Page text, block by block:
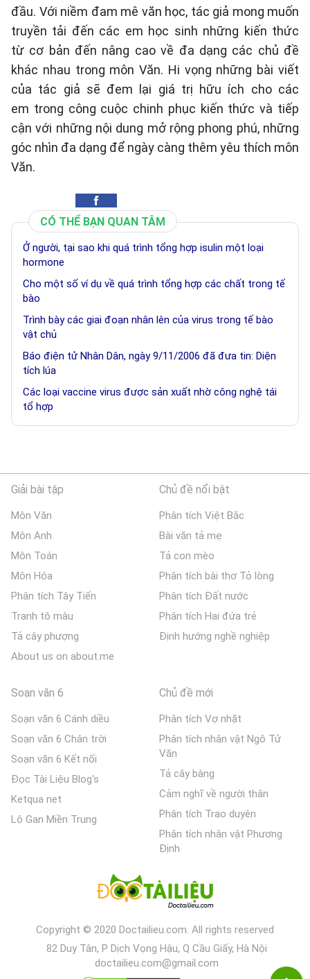
đầu. Với niềm đam mê văn học, tác giả mong muốn
truyền tải đến các em học sinh những kiến thức
từ cơ bản đến nâng cao về đa dạng các chủ đề
khác nhau trong môn Văn. Hi vọng những bài viết
của tác giả sẽ đem lại giá trị hữu ích cho các
em trong công cuộc chinh phục kiến thức và tiếp
cận với những nội dung mở rộng phong phú, những
góc nhìn đa dạng để ngày càng thêm yêu thích môn
Văn.
CÓ THỂ BẠN QUAN TÂM
Ở người, tại sao khi quá trình tổng hợp isulin một loại
hormone
Cho một số ví dụ về quá trình tổng hợp các chất trong tế
bào
Trình bày các giai đoạn nhân lên của virus trong tế bào
vật chủ
Báo điện tử Nhân Dân, ngày 9/11/2006 đã đưa tin: Diện
tích lúa
Các loại vaccine virus được sản xuất nhờ công nghệ tái
tổ hợp
Giải bài tập
Môn Văn
Môn Anh
Môn Toán
Môn Hóa
Phân tích Tây Tiến
Tranh tô màu
Tả cây phượng
About us on about.me
Chủ đề nổi bật
Phân tích Việt Bắc
Bài văn tả mẹ
Tả con mèo
Phân tích bài thơ Tỏ lòng
Phân tích Đất nước
Phân tích Hai đứa trẻ
Định hướng nghề nghiệp
Soạn văn 6
Soạn văn 6 Cánh diều
Soạn văn 6 Chân trời
Soạn văn 6 Kết nối
Đọc Tài Liệu Blog's
Ketqua net
Lô Gan Miền Trung
Chủ đề mới
Phân tích Vợ nhặt
Phân tích nhân vật Ngô Tử
Văn
Tả cây bàng
Cảm nghĩ về người thân
Phân tích Trao duyên
Phân tích nhân vật Phương
Định
Copyright © 2020 Doctailieu.com. All rights reserved
82 Duy Tân, P Dịch Vọng Hậu, Q Cầu Giấy, Hà Nội
doctailieu.com@gmail.com